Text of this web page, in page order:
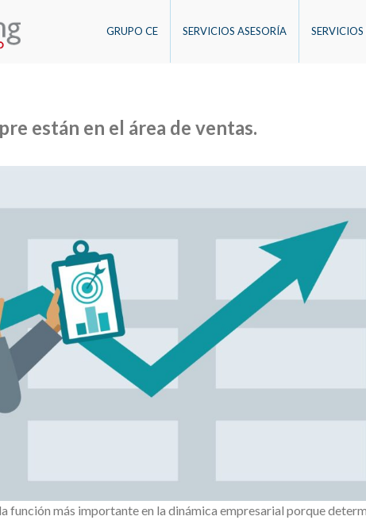
GRUPO CE SERVICIOS ASESORÍA
están en el área de ventas.
función más importante en la dinámica empresarial porque